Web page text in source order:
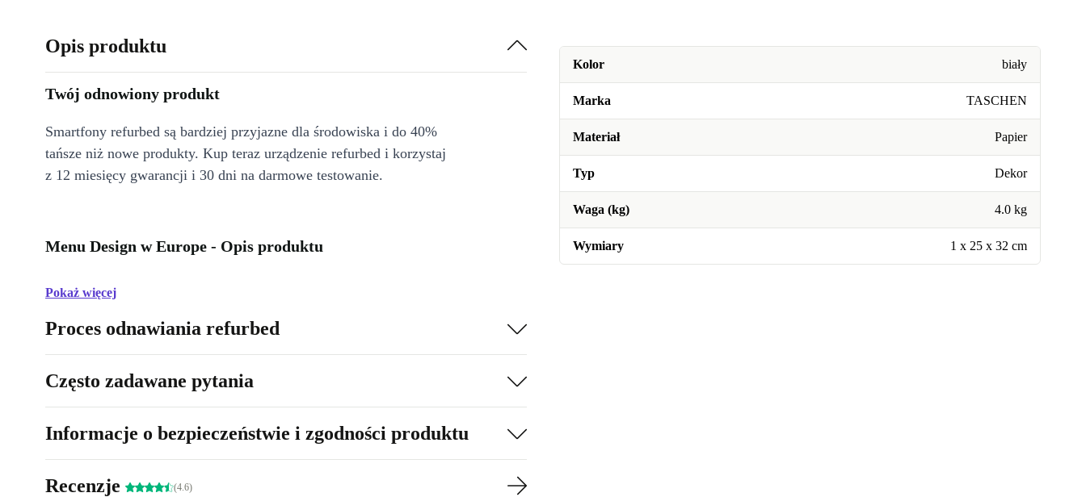
Kolor biały
Marka TASCHEN
Materiał Papier
Typ Dekor
Waga (kg) 4.0 kg
Wymiary 1 x 25 x 32 cm
Opis produktu
Twój odnowiony produkt
Smartfony refurbed są bardziej przyjazne dla środowiska i do 40%
tańsze niż nowe produkty. Kup teraz urządzenie refurbed i korzystaj
z 12 miesięcy gwarancji i 30 dni na darmowe testowanie.
Menu Design w Europe - Opis produktu
Pokaż więcej
Proces odnawiania refurbed
Często zadawane pytania
Informacje o bezpieczeństwie i zgodności produktu
Recenzje (4.6)